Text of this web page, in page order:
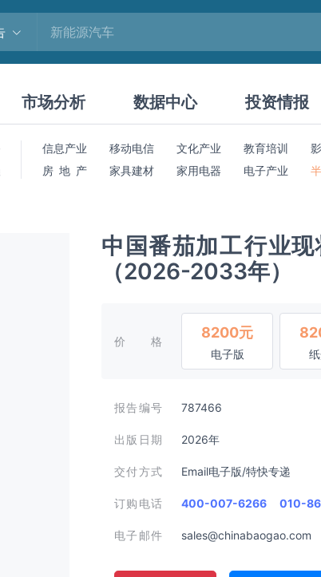
市场分析 数据中心 投资情报
信息产业 移动电信 文化产业 教育培训
房 地 产
家具建材 家用电器 电子产业
中国番茄加工‌行业
（2026-2033年）
价格
8200元
电子版
报告编号 787466
出版日期 2026年
交付方式 Email电子版/特快专递
订购电话 400-007-6266 010-
电子邮件 sales@chinabaogao.com